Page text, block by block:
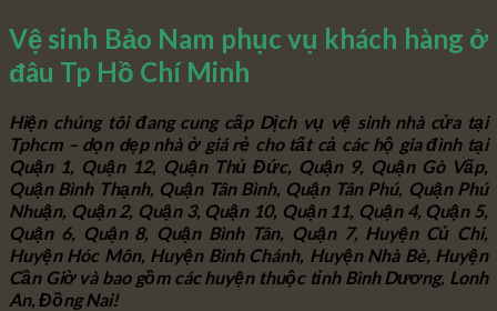
Vệ sinh Bảo Nam phục vụ khách hàng ở
đâu Tp Hồ Chí Minh
Hiện chúng tôi đang cung cấp Dịch vụ vệ sinh nhà cửa tại
Tphcm – dọn dẹp nhà ở giá rẻ cho tất cả các hộ gia đình tại
Quận 1, Quận 12, Quận Thủ Đức, Quận 9, Quận Gò Vấp,
Quận Bình Thạnh, Quận Tân Bình, Quận Tân Phú, Quận Phú
Nhuận, Quận 2, Quận 3, Quận 10, Quận 11, Quận 4, Quận 5,
Quận 6, Quận 8, Quận Bình Tân, Quận 7, Huyện Củ Chi,
Huyện Hóc Môn, Huyện Bình Chánh, Huyện Nhà Bè, Huyện
Cần Giờ và bao gồm các huyện thuộc tỉnh Bình Dương, Lonh
An, Đồng Nai!